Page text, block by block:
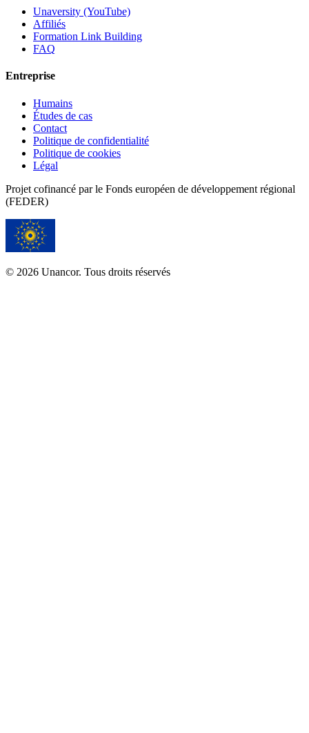
Unaversity (YouTube)
Affiliés
Formation Link Building
FAQ
Entreprise
Humains
Études de cas
Contact
Politique de confidentialité
Politique de cookies
Légal
Projet cofinancé par le Fonds européen de développement régional
(FEDER)
© 2026 Unancor. Tous droits réservés